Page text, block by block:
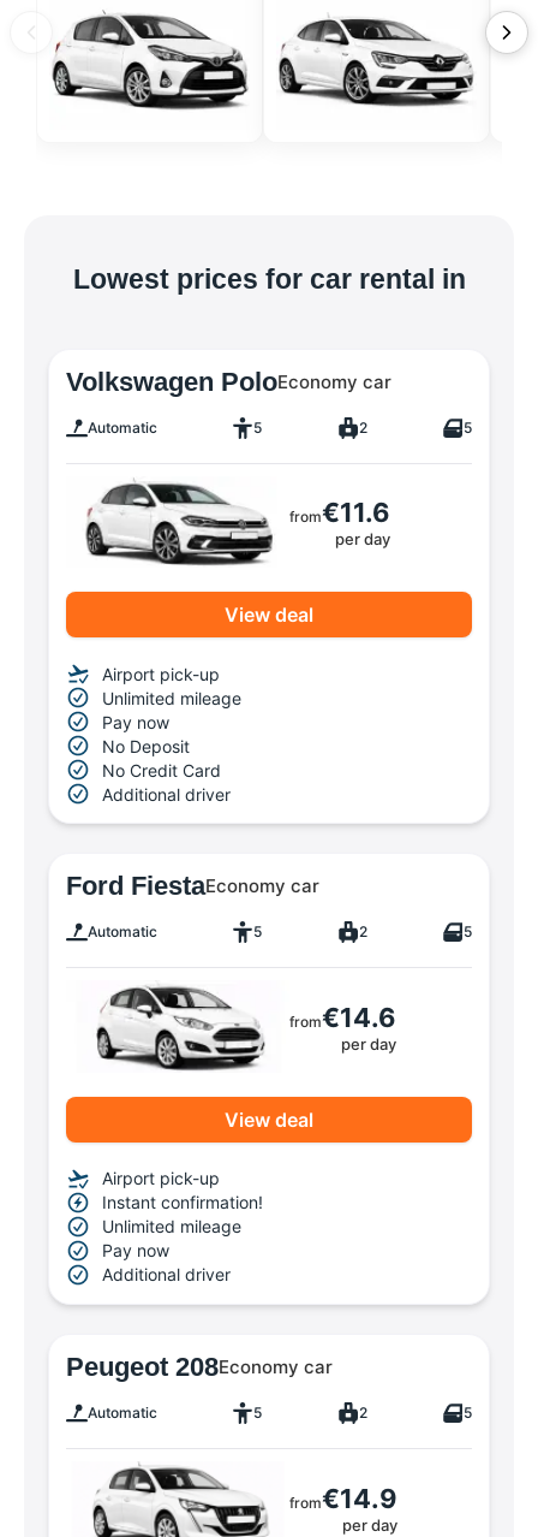
Lowest prices for car rental in
Volkswagen PoloEconomy car
Automatic 5 2 5
from€11.6
per day
View deal
Airport pick-up
Unlimited mileage
Pay now
No Deposit
No Credit Card
Additional driver
Ford FiestaEconomy car
Automatic 5 2 5
from€14.6
per day
View deal
Airport pick-up
Instant confirmation!
Unlimited mileage
Pay now
Additional driver
Peugeot 208Economy car
Automatic 5 2 5
from€14.9
per day